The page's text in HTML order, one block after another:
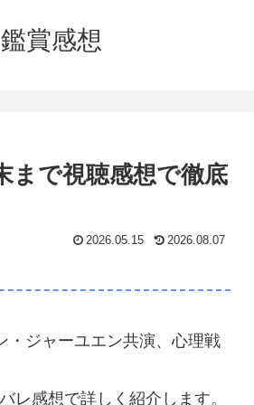
鑑賞感想
まで視聴感想で徹底
2026.05.15 2026.08.07
・ジャーユエン共演、心理戦
レ感想で詳しく紹介します。